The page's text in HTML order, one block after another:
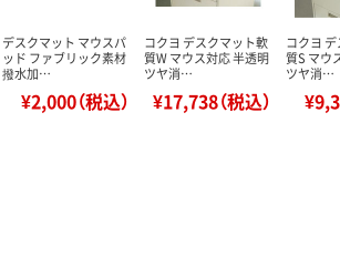
デスクマット マウスパ
ッド ファブリック素材
撥水加…
¥2,000（税込）
コクヨ デスクマット軟
質W マウス対応 半透明
ツヤ消…
¥17,738（税込）
コクヨ
質S マウ
ツヤ消…